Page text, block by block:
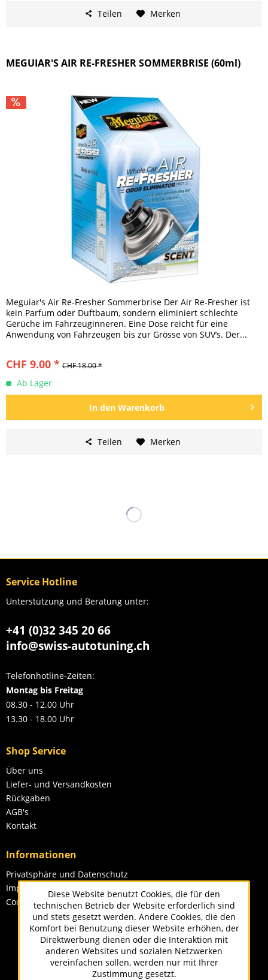
Teilen Merken
MEGUIAR'S AIR RE-FRESHER SOMMERBRISE (60ml)
Meguiar's Air Re-Fresher Sommerbrise Der Air Re-Fresher ist
kein Parfum oder Duftbaum, sondern eliminiert schlechte
Gerüche im Fahrzeuginneren. Eine Dose reicht für eine
Anwendung von Fahrzeugen bis zur Grösse von SUV’s. Der...
CHF 9.00 * CHF 18.00 *
Ab Lager
In den Warenkorb
Teilen Merken
Service Hotline
Unterstützung und Beratung unter:
+41 (0)32 345 20 66
info@swiss-autotuning.ch
Telefonhotline-Zeiten:
Montag bis Freitag
08.30 - 12.00 Uhr
13.30 - 18.00 Uhr
Shop Service
Über uns
Liefer- und Versandkosten
Rückgaben
AGB's
Kontakt
Informationen
Privatsphäre und Datenschutz
Impressum
Cookie-Einstellungen
Diese Website benutzt Cookies, die für den
technischen Betrieb der Website erforderlich sind
und stets gesetzt werden. Andere Cookies, die den
Komfort bei Benutzung dieser Website erhöhen, der
Direktwerbung dienen oder die Interaktion mit
anderen Websites und sozialen Netzwerken
vereinfachen sollen, werden nur mit Ihrer
Zustimmung gesetzt.